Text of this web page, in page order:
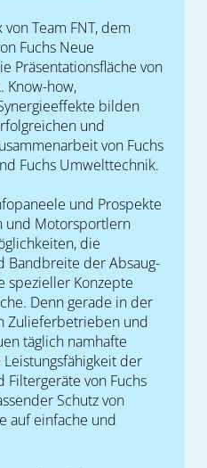
Team FNT, dem
Fuchs Neue
Präsentationsfläche von
Know-how,
bilden
und
von Fuchs
Fuchs Umwelttechnik.
und Prospekte
und Motorsportlern
die
Bandbreite der Absaug-
spezieller Konzepte
Denn gerade in der
Zulieferbetrieben und
täglich namhafte
der
Filtergeräte von Fuchs
Schutz von
auf einfache und